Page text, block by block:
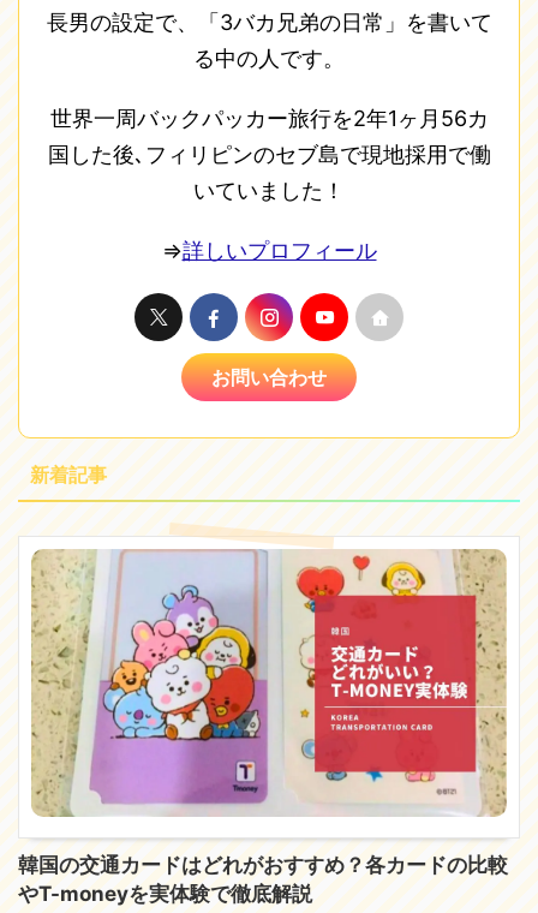
長男の設定で、「3バカ兄弟の日常」を書いて
る中の人です。
世界一周バックパッカー旅行を2年1ヶ月56カ
国した後､フィリピンのセブ島で現地採用で働
いていました！
⇒詳しいプロフィール
お問い合わせ
新着記事
韓国の交通カードはどれがおすすめ？各カードの比較
やT-moneyを実体験で徹底解説